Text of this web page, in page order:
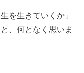
を生きていくか」
、何となく思いま